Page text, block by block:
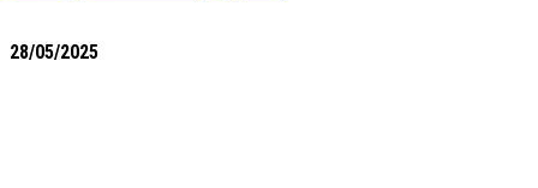
28/05/2025